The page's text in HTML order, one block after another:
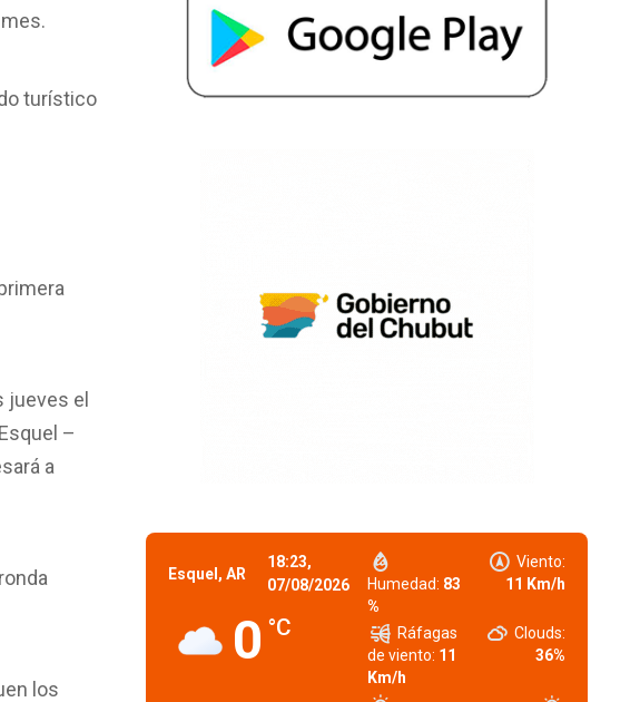
turístico
jueves el
–
a
los
Esquel, AR
18:23,
07/08/2026
0 °C
Humedad: 83
%
Viento:
11 Km/h
Ráfagas
de viento: 11
Km/h
Clouds:
36%